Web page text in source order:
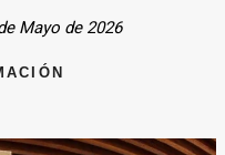
Mayo de 2026